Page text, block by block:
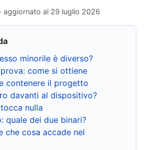
aggiornato al 29 luglio 2026
minorile è diverso?
come si ottiene
contenere il progetto
davanti al dispositivo?
nulla
quale dei due binari?
che cosa accade nel